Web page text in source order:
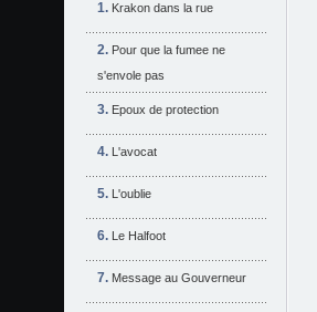
Krakon dans la rue
Pour que la fumee ne
s'envole pas
Epoux de protection
L'avocat
L'oublie
Le Halfoot
Message au Gouverneur